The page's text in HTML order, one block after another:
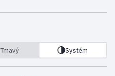
Tmavý Systém